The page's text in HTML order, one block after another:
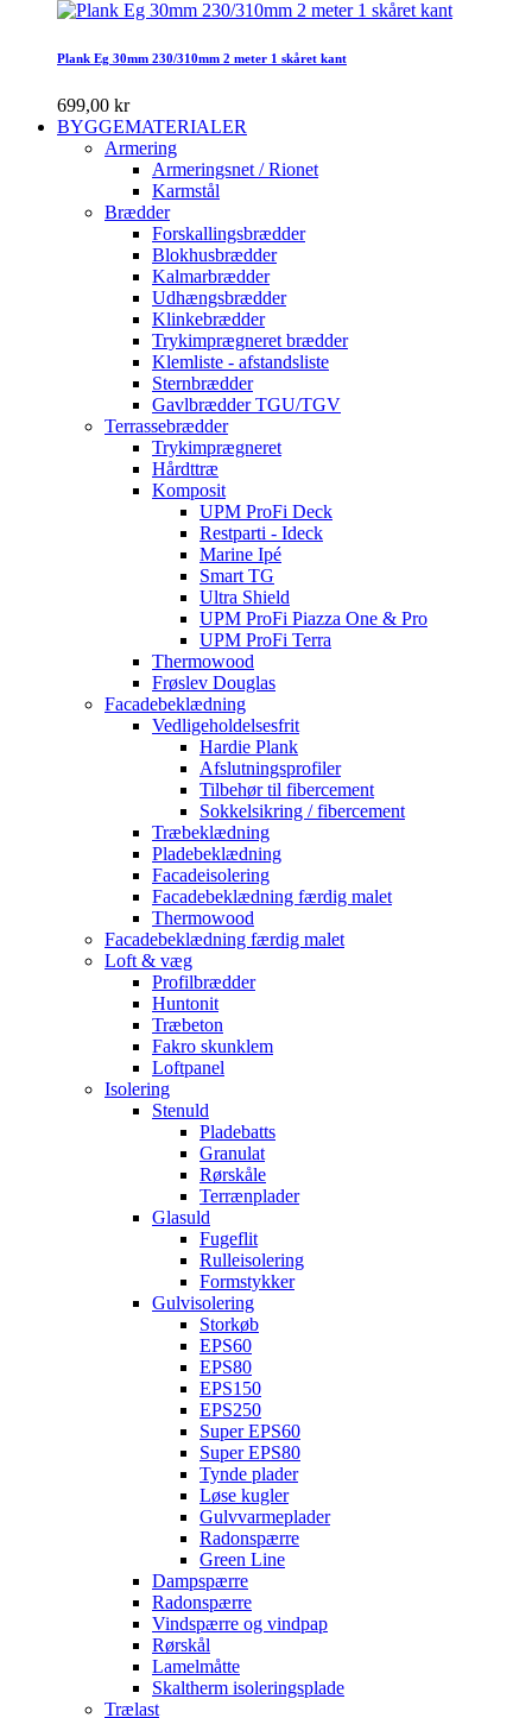
Plank Eg 30mm 230/310mm 2 meter 1 skåret kant
699,00 kr
BYGGEMATERIALER
Armering
Armeringsnet / Rionet
Karmstål
Brædder
Forskallingsbrædder
Blokhusbrædder
Kalmarbrædder
Udhængsbrædder
Klinkebrædder
Trykimprægneret brædder
Klemliste - afstandsliste
Sternbrædder
Gavlbrædder TGU/TGV
Terrassebrædder
Trykimprægneret
Hårdttræ
Komposit
UPM ProFi Deck
Restparti - Ideck
Marine Ipé
Smart TG
Ultra Shield
UPM ProFi Piazza One & Pro
UPM ProFi Terra
Thermowood
Frøslev Douglas
Facadebeklædning
Vedligeholdelsesfrit
Hardie Plank
Afslutningsprofiler
Tilbehør til fibercement
Sokkelsikring / fibercement
Træbeklædning
Pladebeklædning
Facadeisolering
Facadebeklædning færdig malet
Thermowood
Facadebeklædning færdig malet
Loft & væg
Profilbrædder
Huntonit
Træbeton
Fakro skunklem
Loftpanel
Isolering
Stenuld
Pladebatts
Granulat
Rørskåle
Terrænplader
Glasuld
Fugeflit
Rulleisolering
Formstykker
Gulvisolering
Storkøb
EPS60
EPS80
EPS150
EPS250
Super EPS60
Super EPS80
Tynde plader
Løse kugler
Gulvvarmeplader
Radonspærre
Green Line
Dampspærre
Radonspærre
Vindspærre og vindpap
Rørskål
Lamelmåtte
Skaltherm isoleringsplade
Trælast